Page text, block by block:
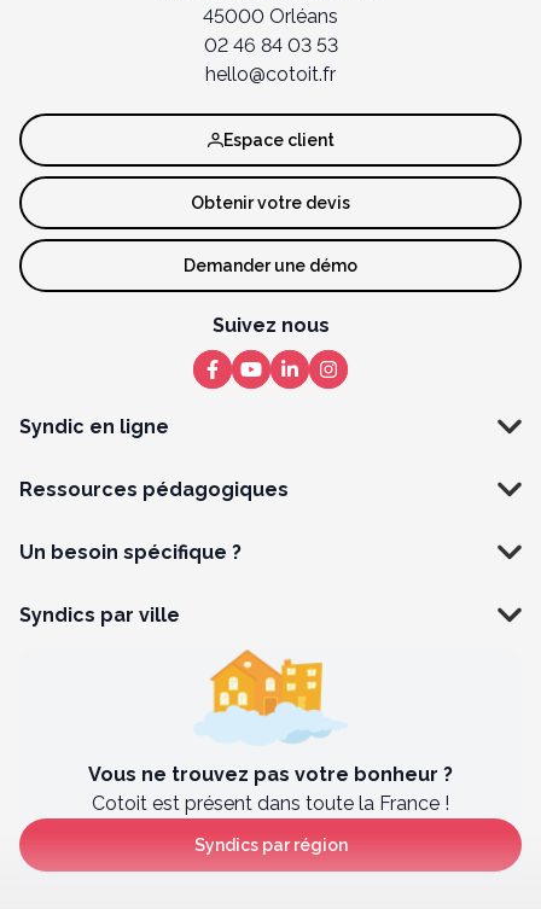
45000 Orléans
02 46 84 03 53
hello@cotoit.fr
Syndic en ligne
Ressources pédagogiques
Un besoin spécifique ?
Espace client
Obtenir votre devis
Demander une démo
Suivez nous
Syndics par ville
Vous ne trouvez pas votre bonheur ?
Cotoit est présent dans toute la France !
Syndics par région